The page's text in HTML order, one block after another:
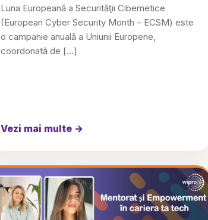
Luna Europeană a Securităţii Cibernetice
(European Cyber Security Month – ECSM) este
o campanie anuală a Uniunii Europene,
coordonată de […]
Vezi mai multe →